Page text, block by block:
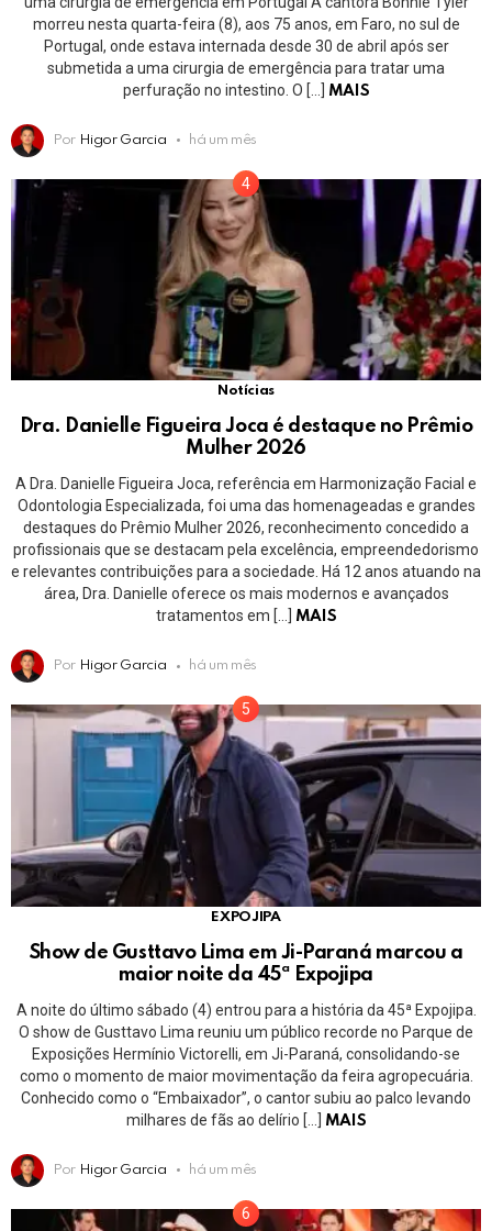
morreu nesta quarta-feira (8), aos 75 anos, em Faro, no sul de
Portugal, onde estava internada desde 30 de abril após ser
submetida a uma cirurgia de emergência para tratar uma
perfuração no intestino. O […]
MAIS
Por Higor Garcia há um mês
Notícias
Dra. Danielle Figueira Joca é destaque no Prêmio
Mulher 2026
A Dra. Danielle Figueira Joca, referência em Harmonização Facial e
Odontologia Especializada, foi uma das homenageadas e grandes
destaques do Prêmio Mulher 2026, reconhecimento concedido a
profissionais que se destacam pela excelência, empreendedorismo
e relevantes contribuições para a sociedade. Há 12 anos atuando na
área, Dra. Danielle oferece os mais modernos e avançados
tratamentos em […]
MAIS
Por Higor Garcia há um mês
EXPOJIPA
Show de Gusttavo Lima em Ji-Paraná marcou a
maior noite da 45ª Expojipa
A noite do último sábado (4) entrou para a história da 45ª Expojipa.
O show de Gusttavo Lima reuniu um público recorde no Parque de
Exposições Hermínio Victorelli, em Ji-Paraná, consolidando-se
como o momento de maior movimentação da feira agropecuária.
Conhecido como o “Embaixador”, o cantor subiu ao palco levando
milhares de fãs ao delírio […]
MAIS
Por Higor Garcia há um mês